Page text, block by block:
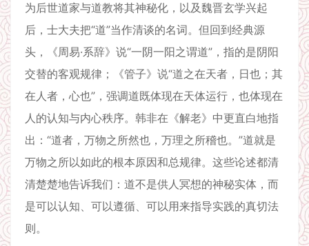
为后世道家与道教将其神秘化，以及魏晋玄学兴起
后，士大夫把“道”当作清谈的名词。但回到经典源
头，《周易·系辞》说“一阴一阳之谓道”，指的是阴阳
交替的客观规律；《管子》说“道之在天者，日也；其
在人者，心也”，强调道既体现在天体运行，也体现在
人的认知与内心秩序。韩非在《解老》中更直白地指
出：“道者，万物之所然也，万理之所稽也。”道就是
万物之所以如此的根本原因和总规律。这些论述都清
清楚楚地告诉我们：道不是供人冥想的神秘实体，而
是可以认知、可以遵循、可以用来指导实践的真切法
则。